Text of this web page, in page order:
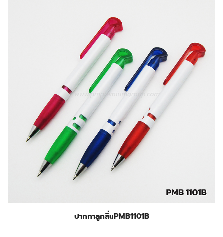
ปากกาลูกลื่นPMB1101B